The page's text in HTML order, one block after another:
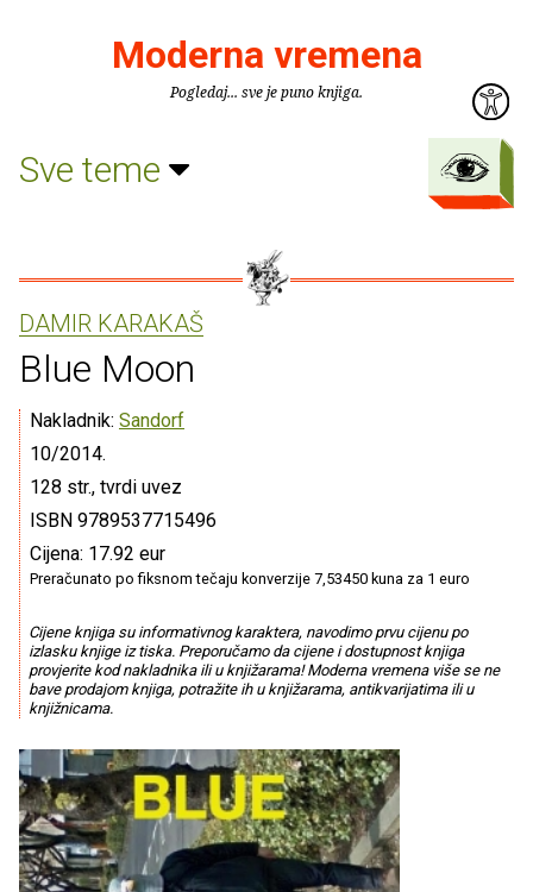
Moderna vremena
Pogledaj... sve je puno knjiga.
Sve teme
DAMIR KARAKAŠ
Blue Moon
Nakladnik: Sandorf
10/2014.
128 str., tvrdi uvez
ISBN 9789537715496
Cijena: 17.92 eur
Preračunato po fiksnom tečaju konverzije 7,53450 kuna za 1 euro
Cijene knjiga su informativnog karaktera, navodimo prvu cijenu po
izlasku knjige iz tiska. Preporučamo da cijene i dostupnost knjiga
provjerite kod nakladnika ili u knjižarama! Moderna vremena više se ne
bave prodajom knjiga, potražite ih u knjižarama, antikvarijatima ili u
knjižnicama.